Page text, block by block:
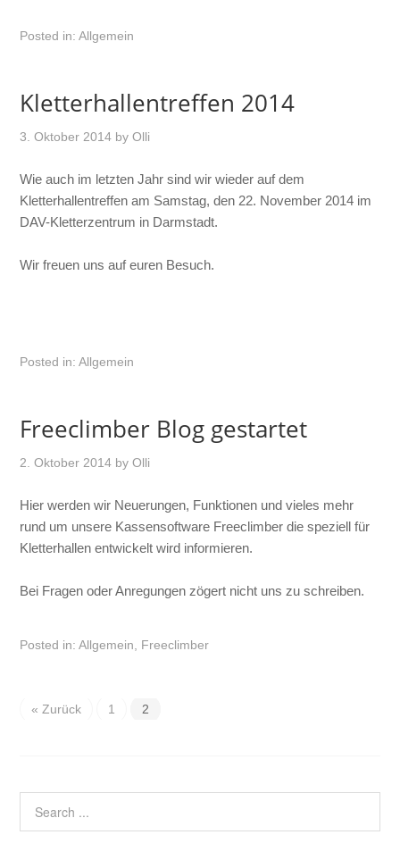
Posted in:Allgemein
Kletterhallentreffen 2014
3. Oktober 2014 byOlli
Wie auch im letzten Jahr sind wir wieder auf dem
Kletterhallentreffen am Samstag, den 22. November 2014 im
DAV-Kletterzentrum in Darmstadt.
Wir freuen uns auf euren Besuch.
Posted in:Allgemein
Freeclimber Blog gestartet
2. Oktober 2014 byOlli
Hier werden wir Neuerungen, Funktionen und vieles mehr
rund um unsere Kassensoftware Freeclimber die speziell für
Kletterhallen entwickelt wird informieren.
Bei Fragen oder Anregungen zögert nicht uns zu schreiben.
Posted in:Allgemein, Freeclimber
« Zurück 1 2